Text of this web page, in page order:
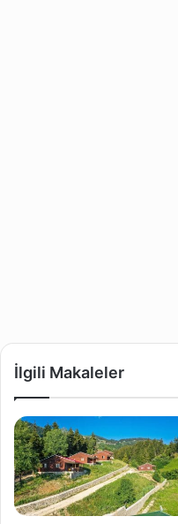
İlgili Makaleler